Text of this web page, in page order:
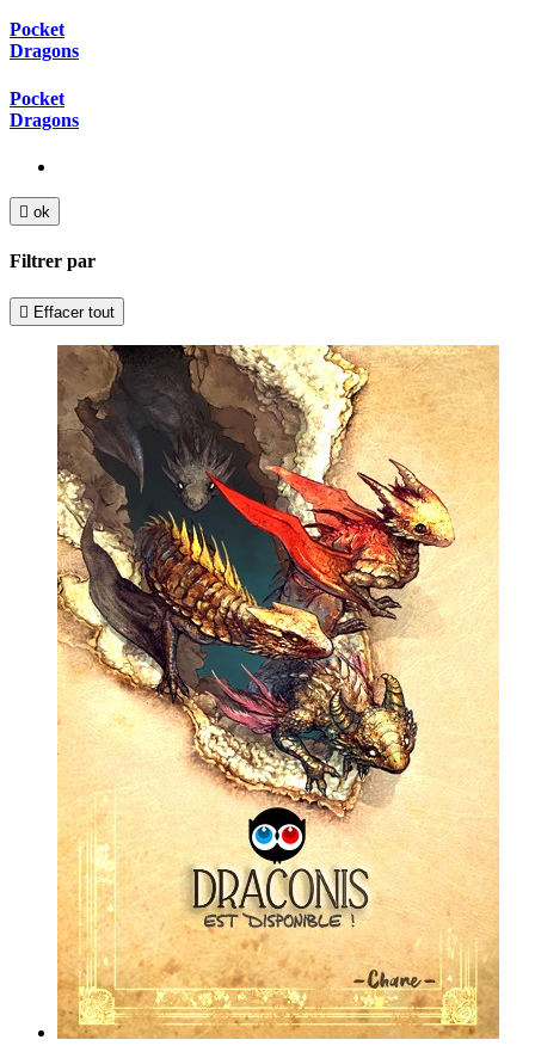
Pocket
Dragons
Pocket
Dragons
 ok
Filtrer par
 Effacer tout